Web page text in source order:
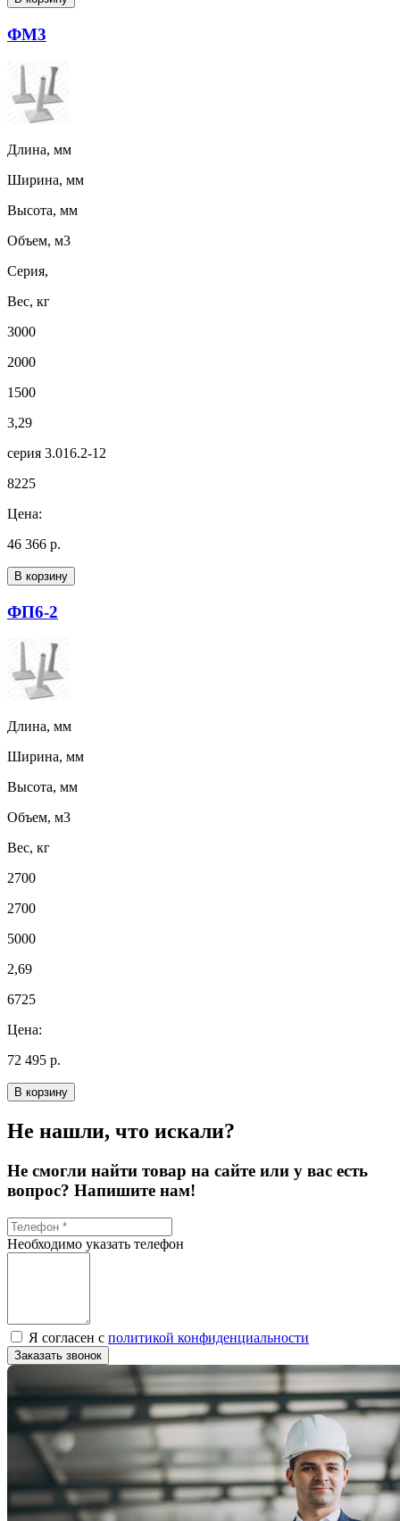
ФМ3
Длина, мм
Ширина, мм
Высота, мм
Объем, м3
Серия,
Вес, кг
3000
2000
1500
3,29
серия 3.016.2-12
8225
Цена:
46 366 р.
В корзину
ФП6-2
Длина, мм
Ширина, мм
Высота, мм
Объем, м3
Вес, кг
2700
2700
5000
2,69
6725
Цена:
72 495 р.
В корзину
Не нашли, что искали?
Не смогли найти товар на сайте или у вас есть
вопрос? Напишите нам!
Необходимо указать телефон
Я согласен с политикой конфиденциальности
Заказать звонок